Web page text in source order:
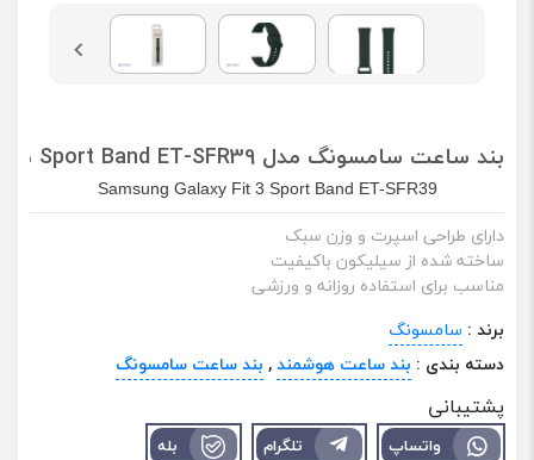
بند ساعت سامسونگ مدل Sport Band ET-SFR39 مناسب Galaxy Fit3
Samsung Galaxy Fit 3 Sport Band ET-SFR39
دارای طراحی اسپرت و وزن سبک
ساخته شده از سیلیکون باکیفیت
مناسب برای استفاده روزانه و ورزشی
برند : سامسونگ
دسته بندی : بند ساعت هوشمند, بند ساعت سامسونگ
پشتیبانی
واتساپ تلگرام بله